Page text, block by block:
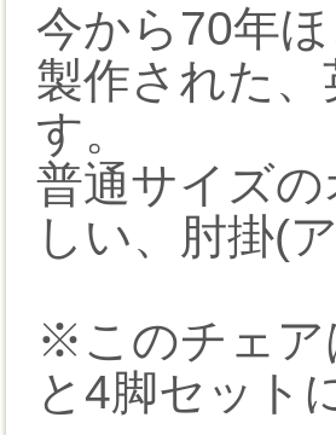
今から70年
製作された
す。
普通サイズ
しい、肘掛(
※このチェ
と4脚セット